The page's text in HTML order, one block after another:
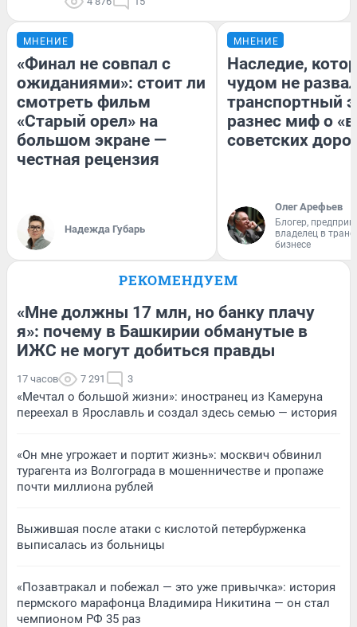
МНЕНИЕ
«Финал не совпал с
ожиданиями»: стоит ли
смотреть фильм
«Старый орел» на
большом экране —
честная рецензия
Надежда Губарь
МНЕНИЕ
Наследие,
чудом не
транспортный
разнес миф о
советских
Олег Арефьев
Блогер,
владелец в
бизнесе
РЕКОМЕНДУЕМ
«Мне должны 17 млн, но банку плачу
я»: почему в Башкирии обманутые в
ИЖС не могут добиться правды
17 часов 7 291 3
«Мечтал о большой жизни»: иностранец из Камеруна
переехал в Ярославль и создал здесь семью — история
«Он мне угрожает и портит жизнь»: москвич обвинил
турагента из Волгограда в мошенничестве и пропаже
почти миллиона рублей
Выжившая после атаки с кислотой петербурженка
выписалась из больницы
«Позавтракал и побежал — это уже привычка»: история
пермского марафонца Владимира Никитина — он стал
чемпионом РФ 35 раз